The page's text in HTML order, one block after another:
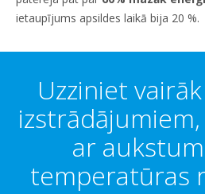
ietaupījums apsildes laikā bija 20 %.
Uzziniet
ar
temperatūras